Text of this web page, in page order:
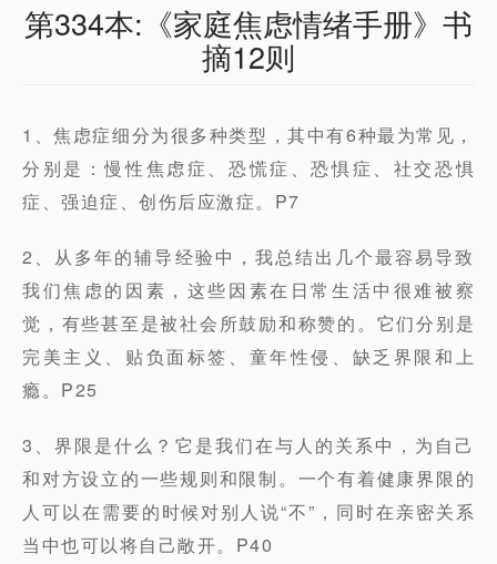
第334本:《家庭焦虑情绪手册》书
摘12则
1、焦虑症细分为很多种类型，其中有6种最为常见，
分别是：慢性焦虑症、恐慌症、恐惧症、社交恐惧
症、强迫症、创伤后应激症。P7
2、从多年的辅导经验中，我总结出几个最容易导致
我们焦虑的因素，这些因素在日常生活中很难被察
觉，有些甚至是被社会所鼓励和称赞的。它们分别是
完美主义、贴负面标签、童年性侵、缺乏界限和上
瘾。P25
3、界限是什么？它是我们在与人的关系中，为自己
和对方设立的一些规则和限制。一个有着健康界限的
人可以在需要的时候对别人说“不”，同时在亲密关系
当中也可以将自己敞开。P40